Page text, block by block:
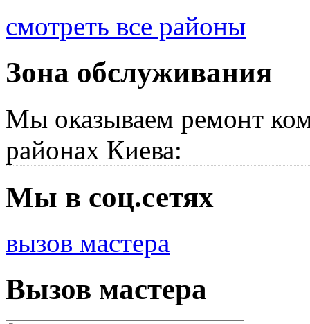
смотреть все районы
Зона обслуживания
Мы оказываем ремонт
районах Киева:
Мы в соц.сетях
вызов мастера
Вызов мастера